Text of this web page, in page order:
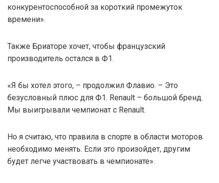
конкурентоспособной за короткий промежуток
времени».
Также Бриаторе хочет, чтобы французский
производитель остался в Ф1.
«Я бы хотел этого, – продолжил Флавио. – Это
безусловный плюс для Ф1. Renault – большой бренд.
Мы выигрывали чемпионат с Renault.
Но я считаю, что правила в спорте в области моторов
необходимо менять. Если это произойдет, другим
будет легче участвовать в чемпионате».